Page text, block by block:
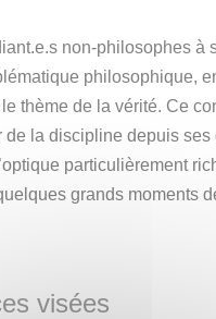
historique, souvent
de voir de quels
nous armer face à des
nous échappe. De cette
les bases de la
conceptuelle, comme
à être appliqué aux
non-philosophes à
philosophique,
thème de la vérité. Ce
la discipline depuis ses
particulièrement
grands moments
visées